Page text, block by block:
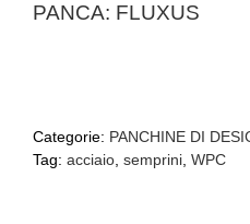
PANCA: FLUXUS
Categorie: PANCHINE DI
Tag: acciaio semprini WPC